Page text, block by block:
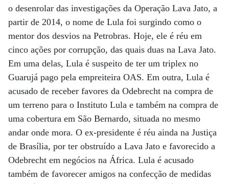
o desenrolar das investigações da Operação Lava Jato, a
partir de 2014, o nome de Lula foi surgindo como o
mentor dos desvios na Petrobras. Hoje, ele é réu em
cinco ações por corrupção, das quais duas na Lava Jato.
Em uma delas, Lula é suspeito de ter um triplex no
Guarujá pago pela empreiteira OAS. Em outra, Lula é
acusado de receber favores da Odebrecht na compra de
um terreno para o Instituto Lula e também na compra de
uma cobertura em São Bernardo, situada no mesmo
andar onde mora. O ex-presidente é réu ainda na Justiça
de Brasília, por ter obstruído a Lava Jato e favorecido a
Odebrecht em negócios na África. Lula é acusado
também de favorecer amigos na confecção de medidas